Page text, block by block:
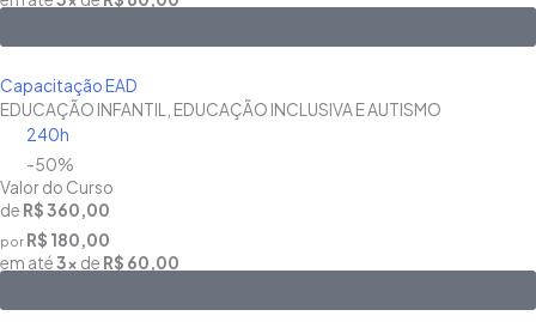
Capacitação EAD
EDUCAÇÃO INFANTIL, EDUCAÇÃO INCLUSIVA E AUTISMO
240h
-50%
Valor do Curso
de R$ 360,00
por R$ 180,00
em até3x de R$ 60,00